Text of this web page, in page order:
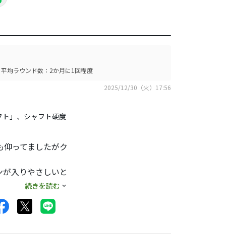
平均ラウンド数：2か月に1回程度
2025/12/30（火）17:56
ト」、シャフト硬度
ってましたがク
入りやさしいと
なくても良い
続きを読む